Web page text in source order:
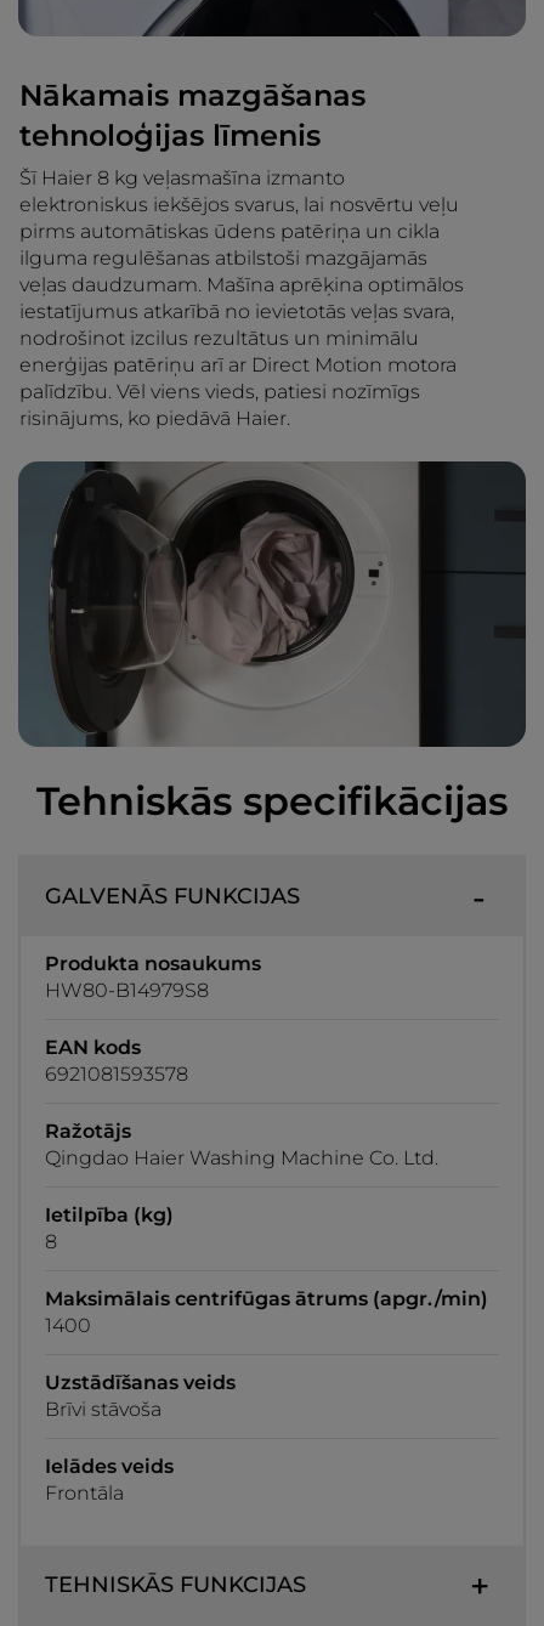
Nākamais mazgāšanas
tehnoloģijas līmenis
Šī Haier 8 kg veļasmašīna izmanto
elektroniskus iekšējos svarus, lai nosvērtu veļu
pirms automātiskas ūdens patēriņa un cikla
ilguma regulēšanas atbilstoši mazgājamās
veļas daudzumam. Mašīna aprēķina optimālos
iestatījumus atkarībā no ievietotās veļas svara,
nodrošinot izcilus rezultātus un minimālu
enerģijas patēriņu arī ar Direct Motion motora
palīdzību. Vēl viens vieds, patiesi nozīmīgs
risinājums, ko piedāvā Haier.
Tehniskās specifikācijas
GALVENĀS FUNKCIJAS
Produkta nosaukums
HW80-B14979S8
EAN kods
6921081593578
Ražotājs
Qingdao Haier Washing Machine Co. Ltd.
Ietilpība (kg)
8
Maksimālais centrifūgas ātrums (apgr./min)
1400
Uzstādīšanas veids
Brīvi stāvoša
Ielādes veids
Frontāla
TEHNISKĀS FUNKCIJAS